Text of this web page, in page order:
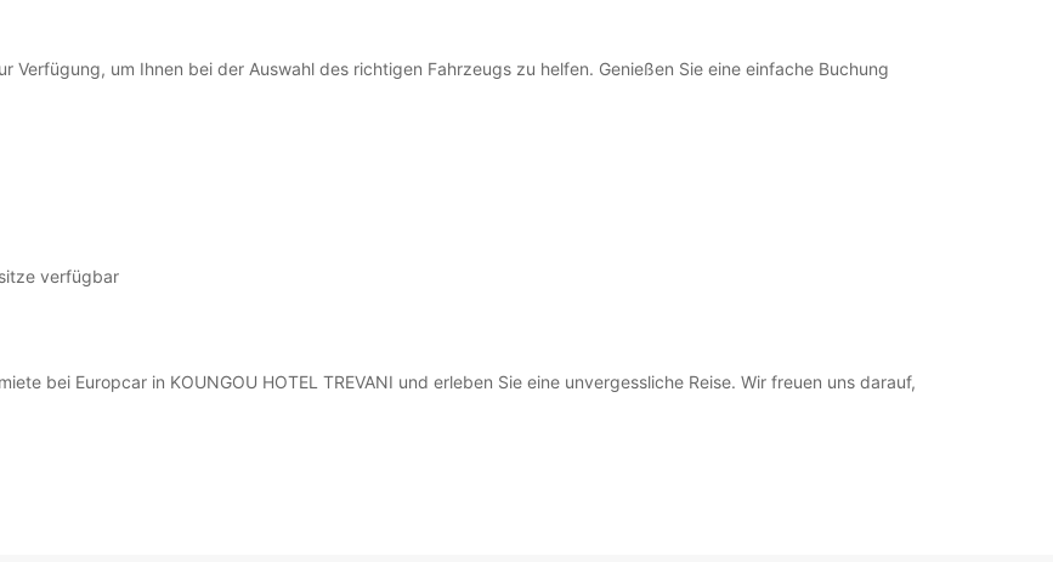
Verfügung, um Ihnen bei der Auswahl des richtigen Fahrzeugs zu helfen. Genießen Sie eine einfache Buchung
verfügbar
bei Europcar in KOUNGOU HOTEL TREVANI und erleben Sie eine unvergessliche Reise. Wir freuen uns darauf,